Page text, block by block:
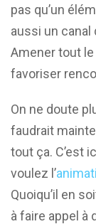
pas qu’un
aussi un canal
Amener tout le
favoriser
On ne doute
faudrait
tout ça. C’est
voulez l’
Quoiqu’il en
à faire appel à